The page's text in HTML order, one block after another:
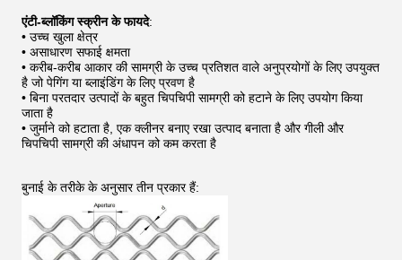
एंटी-ब्लॉकिंग स्क्रीन के फायदे:
• उच्च खुला क्षेत्र
• असाधारण सफाई क्षमता
• करीब-करीब आकार की सामग्री के उच्च प्रतिशत वाले अनुप्रयोगों के लिए उपयुक्त
है जो पेगिंग या ब्लाइंडिंग के लिए प्रवण है
• बिना परतदार उत्पादों के बहुत चिपचिपी सामग्री को हटाने के लिए उपयोग किया
जाता है
• जुर्माने को हटाता है, एक क्लीनर बनाए रखा उत्पाद बनाता है और गीली और
चिपचिपी सामग्री की अंधापन को कम करता है
बुनाई के तरीके के अनुसार तीन प्रकार हैं: